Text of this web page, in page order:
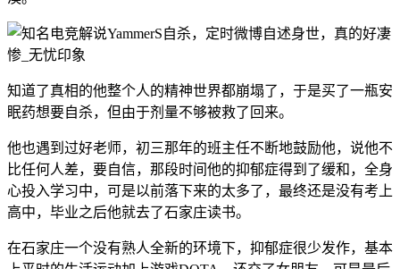
知道了真相的他整个人的精神世界都崩塌了，于是买了一瓶安
眠药想要自杀，但由于剂量不够被救了回来。
他也遇到过好老师，初三那年的班主任不断地鼓励他，说他不
比任何人差，要自信，那段时间他的抑郁症得到了缓和，全身
心投入学习中，可是以前落下来的太多了，最终还是没有考上
高中，毕业之后他就去了石家庄读书。
在石家庄一个没有熟人全新的环境下，抑郁症很少发作，基本